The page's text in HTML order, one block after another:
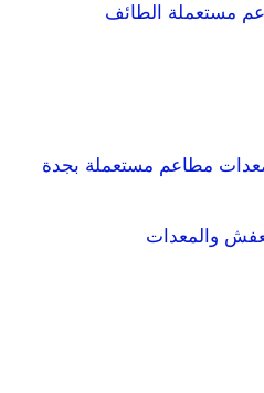
مستعملة الطائف
معدات مطاعم مستعملة بجدة
والمعدات